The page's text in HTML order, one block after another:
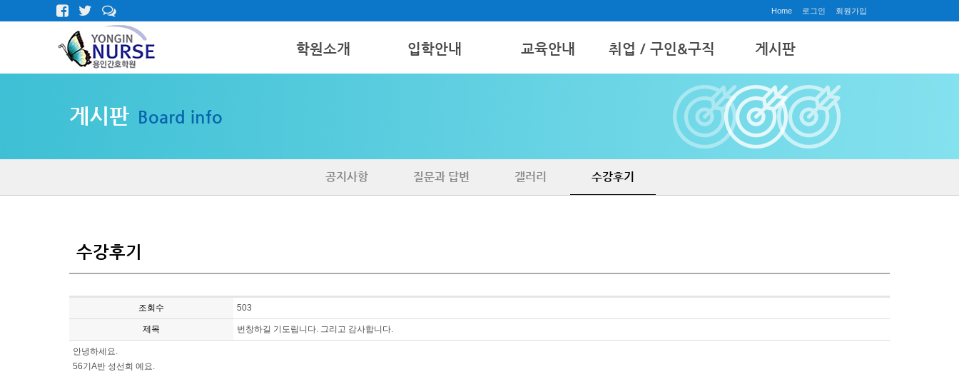
Home 로그인 회원가입
학원소개 입학안내 교육안내 취업 / 구인&구직 게시판
공지사항
질문과답변
갤러리
게시판 Board info
공지사항 질문과 답변 갤러리 수강후기
수강후기
조회수 503
제목 번창하길 기도립니다. 그리고 감사합니다.
안녕하세요.
56기A반 성선희 예요.